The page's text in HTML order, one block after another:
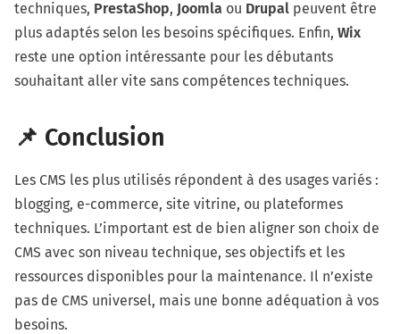
techniques, PrestaShop, Joomla ou Drupal peuvent être
plus adaptés selon les besoins spécifiques. Enfin, Wix
reste une option intéressante pour les débutants
souhaitant aller vite sans compétences techniques.
📌 Conclusion
Les CMS les plus utilisés répondent à des usages variés :
blogging, e-commerce, site vitrine, ou plateformes
techniques. L’important est de bien aligner son choix de
CMS avec son niveau technique, ses objectifs et les
ressources disponibles pour la maintenance. Il n’existe
pas de CMS universel, mais une bonne adéquation à vos
besoins.